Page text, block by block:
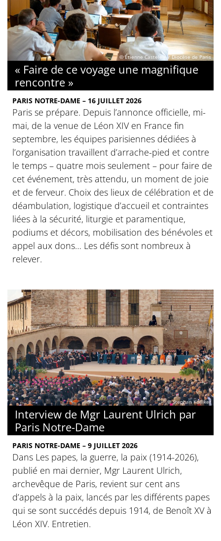
© Étienne Castelein / Diocèse de Paris
« Faire de ce voyage une magnifique
rencontre »
PARIS NOTRE-DAME – 16 JUILLET 2026
Paris se prépare. Depuis l’annonce officielle, mi-
mai, de la venue de Léon XIV en France fin
septembre, les équipes parisiennes dédiées à
l’organisation travaillent d’arrache-pied et contre
le temps – quatre mois seulement – pour faire de
cet événement, très attendu, un moment de joie
et de ferveur. Choix des lieux de célébration et de
déambulation, logistique d’accueil et contraintes
liées à la sécurité, liturgie et paramentique,
podiums et décors, mobilisation des bénévoles et
appel aux dons… Les défis sont nombreux à
relever.
© Stephan Kölliker
Interview de Mgr Laurent Ulrich par
Paris Notre-Dame
PARIS NOTRE-DAME – 9 JUILLET 2026
Dans Les papes, la guerre, la paix (1914-2026),
publié en mai dernier, Mgr Laurent Ulrich,
archevêque de Paris, revient sur cent ans
d’appels à la paix, lancés par les différents papes
qui se sont succédés depuis 1914, de Benoît XV à
Léon XIV. Entretien.